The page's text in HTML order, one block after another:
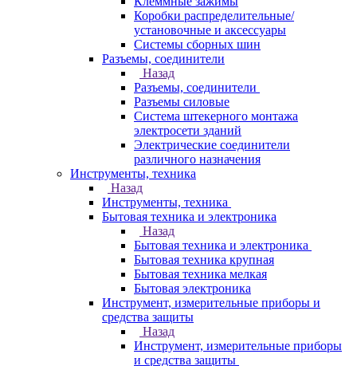
Коробки распределительные/
установочные и аксессуары
Системы сборных шин
Разъемы, соединители
Назад
Разъемы, соединители
Разъемы силовые
Система штекерного монтажа
электросети зданий
Электрические соединители
различного назначения
Инструменты, техника
Назад
Инструменты, техника
Бытовая техника и электроника
Назад
Бытовая техника и электроника
Бытовая техника крупная
Бытовая техника мелкая
Бытовая электроника
Инструмент, измерительные приборы и
средства защиты
Назад
Инструмент, измерительные приборы
и средства защиты